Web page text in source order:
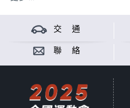
交 通
聯 絡